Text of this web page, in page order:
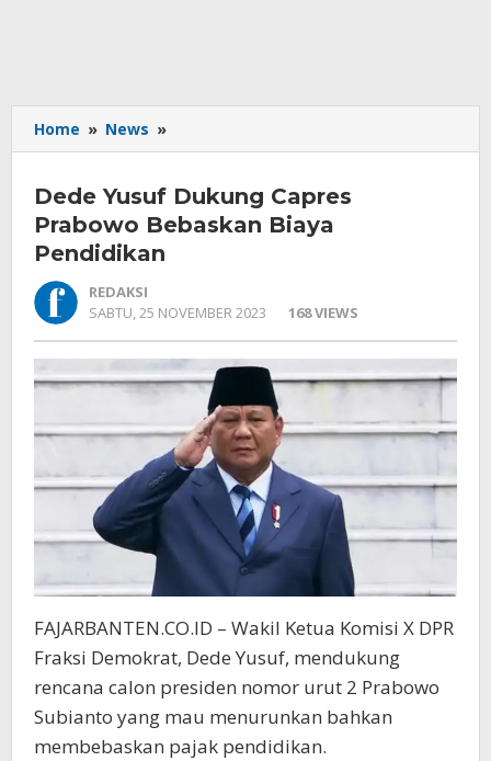
Home » News »
Yusuf
Capres
Prabowo
Dede Yusuf Dukung Capres
Prabowo Bebaskan Biaya
Pendidikan
REDAKSI
SABTU, 25 NOVEMBER 2023
OLEH
168 VIEWS
FAJARBANTEN.CO.ID – Wakil Ketua Komisi X DPR
Fraksi Demokrat, Dede Yusuf, mendukung
rencana calon presiden nomor urut 2 Prabowo
Subianto yang mau menurunkan bahkan
membebaskan pajak pendidikan.